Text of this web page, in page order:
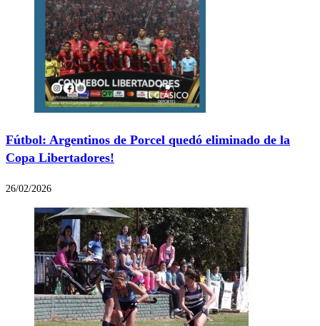
Fútbol: Argentinos de Porcel quedó eliminado de la
Copa Libertadores!
26/02/2026